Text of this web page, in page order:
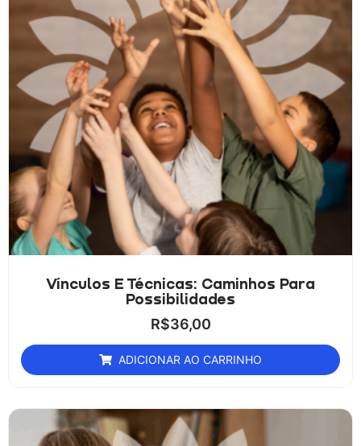
Vínculos E Técnicas: Caminhos Para
Possibilidades
R$36,00
ADICIONAR AO CARRINHO